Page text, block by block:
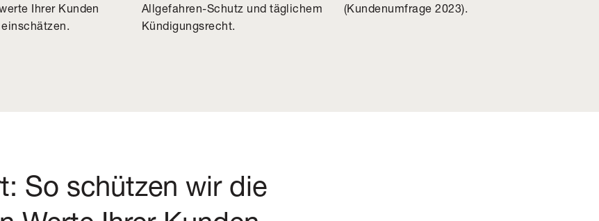
Ihrer Kunden
Allgefahren-Schutz und täglichem
Kündigungsrecht.
(Kundenumfrage 2023).
So schützen wir die